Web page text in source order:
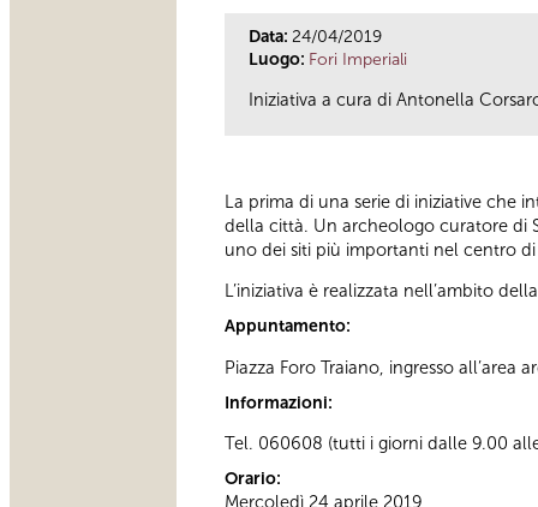
Data: 24/04/2019
Luogo: Fori Imperiali
Iniziativa a cura di Antonella
La prima di una serie di iniziative che
della città. Un archeologo curatore di
uno dei siti più importanti nel centro
L’iniziativa è realizzata nell’ambito
Appuntamento:
Piazza Foro Traiano, ingresso
Informazioni:
Tel. 060608 (tutti i giorni dalle 9.00
Orario:
Mercoledì 24 aprile 2019